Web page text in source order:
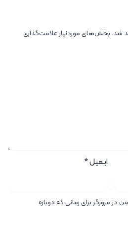
شد. بخش‌های موردنیاز علامت‌گذاری
ایمیل*
در مرورگر برای زمانی که دوباره